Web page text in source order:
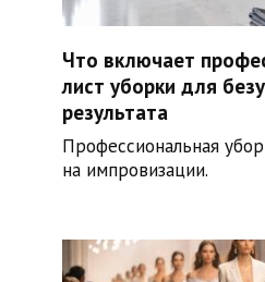
Что включает
лист уборки для
результата
Профессиональная
на импровизации.